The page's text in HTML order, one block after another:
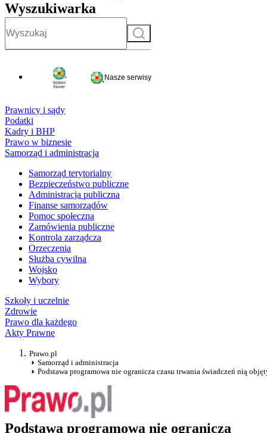
Wyszukiwarka
Szukaj
Nasze serwisy
Prawnicy i sądy
Podatki
Kadry i BHP
Prawo w biznesie
Samorząd i administracja
Samorząd terytorialny
Bezpieczeństwo publiczne
Administracja publiczna
Finanse samorządów
Pomoc społeczna
Zamówienia publiczne
Kontrola zarządcza
Orzeczenia
Służba cywilna
Wojsko
Wybory
Szkoły i uczelnie
Zdrowie
Prawo dla każdego
Akty Prawne
Prawo.pl
Samorząd i administracja
Podstawa programowa nie ogranicza czasu trwania świadczeń nią
Podstawa programowa nie ogranicza